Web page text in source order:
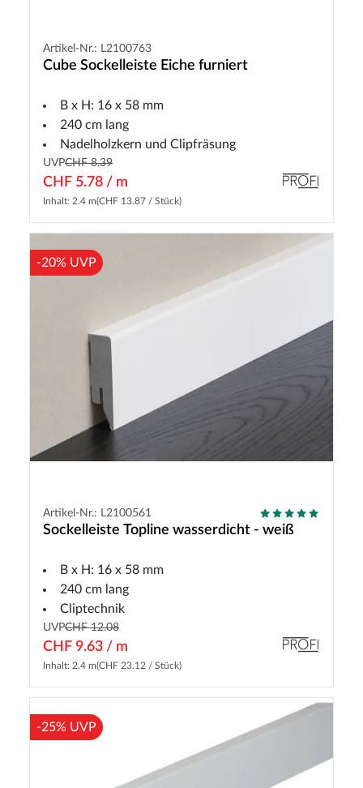
Artikel-Nr.: L2100763
Cube Sockelleiste Eiche furniert
B x H: 16 x 58 mm
240 cm lang
Nadelholzkern und Clipfräsung
UVPCHF 8.39
CHF 5.78 / m
Inhalt: 2.4 m(CHF 13.87 / Stück)
-20% UVP
Artikel-Nr.: L2100561
Sockelleiste Topline wasserdicht - weiß
B x H: 16 x 58 mm
240 cm lang
Cliptechnik
UVPCHF 12.08
CHF 9.63 / m
Inhalt: 2.4 m(CHF 23.12 / Stück)
-25% UVP